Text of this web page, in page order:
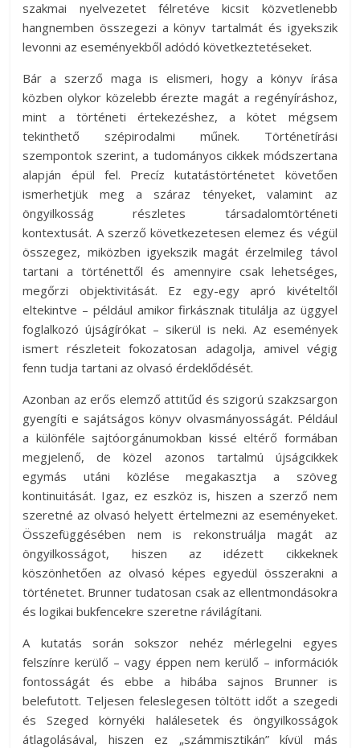
szakmai nyelvezetet félretéve kicsit közvetlenebb
hangnemben összegezi a könyv tartalmát és igyekszik
levonni az eseményekből adódó következtetéseket.
Bár a szerző maga is elismeri, hogy a könyv írása
közben olykor közelebb érezte magát a regényíráshoz,
mint a történeti értekezéshez, a kötet mégsem
tekinthető szépirodalmi műnek. Történetírási
szempontok szerint, a tudományos cikkek módszertana
alapján épül fel. Precíz kutatástörténetet követően
ismerhetjük meg a száraz tényeket, valamint az
öngyilkosság részletes társadalomtörténeti
kontextusát. A szerző következetesen elemez és végül
összegez, miközben igyekszik magát érzelmileg távol
tartani a történettől és amennyire csak lehetséges,
megőrzi objektivitását. Ez egy-egy apró kivételtől
eltekintve – például amikor firkásznak titulálja az üggyel
foglalkozó újságírókat – sikerül is neki. Az események
ismert részleteit fokozatosan adagolja, amivel végig
fenn tudja tartani az olvasó érdeklődését.
Azonban az erős elemző attitűd és szigorú szakzsargon
gyengíti e sajátságos könyv olvasmányosságát. Például
a különféle sajtóorgánumokban kissé eltérő formában
megjelenő, de közel azonos tartalmú újságcikkek
egymás utáni közlése megakasztja a szöveg
kontinuitását. Igaz, ez eszköz is, hiszen a szerző nem
szeretné az olvasó helyett értelmezni az eseményeket.
Összefüggésében nem is rekonstruálja magát az
öngyilkosságot, hiszen az idézett cikkeknek
köszönhetően az olvasó képes egyedül összerakni a
történetet. Brunner tudatosan csak az ellentmondásokra
és logikai bukfencekre szeretne rávilágítani.
A kutatás során sokszor nehéz mérlegelni egyes
felszínre kerülő – vagy éppen nem kerülő – információk
fontosságát és ebbe a hibába sajnos Brunner is
belefutott. Teljesen feleslegesen töltött időt a szegedi
és Szeged környéki halálesetek és öngyilkosságok
átlagolásával, hiszen ez „számmisztikán” kívül más